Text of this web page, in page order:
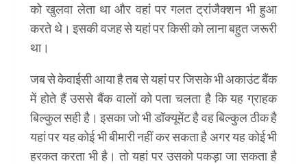
को खुलवा लेता था और वहां पर गलत ट्रांजैक्शन भी हुआ
करते थे। इसकी वजह से यहां पर किसी को लाना बहुत जरूरी
था।
जब से केवाईसी आया है तब से यहां पर जिसके भी अकाउंट बैंक
में होते हैं उससे बैंक वालों को पता चलता है कि यह ग्राहक
बिल्कुल सही है। इसका जो भी डॉक्यूमेंट है वह बिल्कुल ठीक है
यहां पर यह कोई भी बीमारी नहीं कर सकता है अगर यह कोई भी
हरकत करता भी है। तो यहां पर उसको पकड़ा जा सकता है